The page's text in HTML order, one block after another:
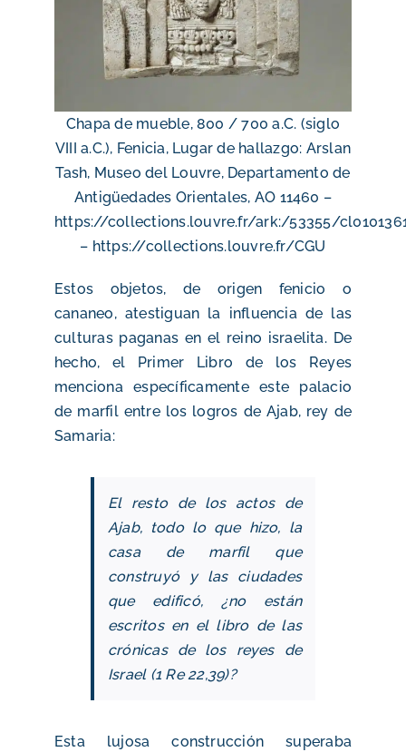
Chapa de mueble, 800 / 700 a.C. (siglo
VIII a.C.), Fenicia, Lugar de hallazgo: Arslan
Tash, Museo del Louvre, Departamento de
Antigüedades Orientales, AO 11460 –
https://collections.louvre.fr/ark:/53355/
– https://collections.louvre.fr/CGU
Estos objetos, de origen fenicio o
cananeo, atestiguan la influencia de las
culturas paganas en el reino israelita. De
hecho, el Primer Libro de los Reyes
menciona específicamente este palacio
de marfil entre los logros de Ajab, rey de
Samaria:
El resto de los actos de
Ajab, todo lo que hizo, la
casa de marfil que
construyó y las ciudades
que edificó, ¿no están
escritos en el libro de las
crónicas de los reyes de
Israel (1 Re 22,39)?
Esta lujosa construcción superaba